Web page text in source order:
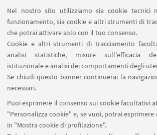
Nel nostro sito utilizziamo sia cookie tecnici
funzionamento, sia cookie e altri strumenti di
che potrai attivare solo con il tuo consenso.
Cookie e altri strumenti di tracciamento
analisi statistiche, misure sull'efficacia
istituzionale e analisi dei comportamenti degli
Se chiudi questo banner continuerai la
necessari.
Puoi esprimere il consenso sui cookie facoltativi
"Personalizza cookie" e, se vuoi, potrai esprimere
in "Mostra cookie di profilazione".
Storico Parri, Associazione
IN EVIDENZA
Intelligenza artificiale: giustizia e
Locandina